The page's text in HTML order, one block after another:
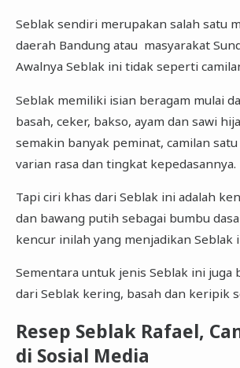
Seblak sendiri merupakan salah satu
daerah Bandung atau masyarakat
Awalnya Seblak ini tidak seperti
Seblak memiliki isian beragam mulai
basah, ceker, bakso, ayam dan sawi
semakin banyak peminat, camilan
varian rasa dan tingkat kepedasannya.
Tapi ciri khas dari Seblak ini adalah
dan bawang putih sebagai bumbu
kencur inilah yang menjadikan Seblak
Sementara untuk jenis Seblak ini juga
dari Seblak kering, basah dan keripik
Resep Seblak Rafael,
di Sosial Media